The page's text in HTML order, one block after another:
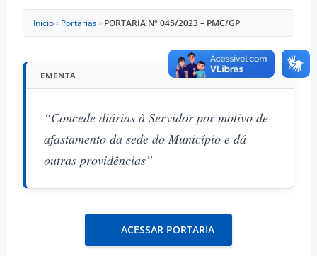
Início» Portarias» PORTARIA Nº 045/2023 – PMC/GP
EMENTA
“Concede diárias à Servidor por motivo de
afastamento da sede do Município e dá
outras providências”
ACESSAR PORTARIA